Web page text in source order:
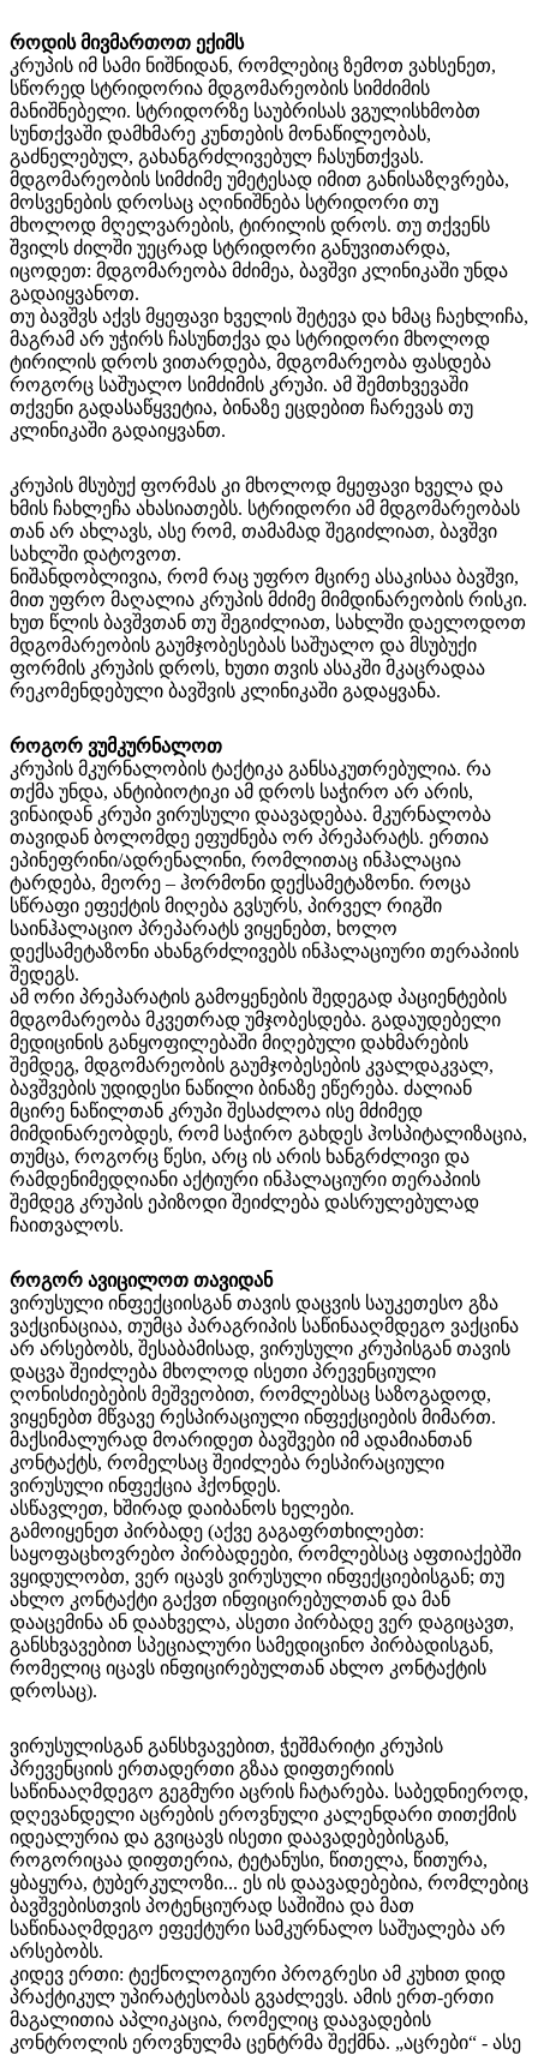
როდის მივმართოთ ექიმს
კრუპის იმ სამი ნიშნიდან, რომლებიც ზემოთ ვახსენეთ,
სწორედ სტრიდორია მდგომარეობის სიმძიმის
მანიშნებელი. სტრიდორზე საუბრისას ვგულისხმობთ
სუნთქვაში დამხმარე კუნთების მონაწილეობას,
გაძნელებულ, გახანგრძლივებულ ჩასუნთქვას.
მდგომარეობის სიმძიმე უმეტესად იმით განისაზღვრება,
მოსვენების დროსაც აღინიშნება სტრიდორი თუ
მხოლოდ მღელვარების, ტირილის დროს. თუ თქვენს
შვილს ძილში უეცრად სტრიდორი განუვითარდა,
იცოდეთ: მდგომარეობა მძიმეა, ბავშვი კლინიკაში უნდა
გადაიყვანოთ.
თუ ბავშვს აქვს მყეფავი ხველის შეტევა და ხმაც ჩაეხლიჩა,
მაგრამ არ უჭირს ჩასუნთქვა და სტრიდორი მხოლოდ
ტირილის დროს ვითარდება, მდგომარეობა ფასდება
როგორც საშუალო სიმძიმის კრუპი. ამ შემთხვევაში
თქვენი გადასაწყვეტია, ბინაზე ეცდებით ჩარევას თუ
კლინიკაში გადაიყვანთ.
კრუპის მსუბუქ ფორმას კი მხოლოდ მყეფავი ხველა და
ხმის ჩახლეჩა ახასიათებს. სტრიდორი ამ მდგომარეობას
თან არ ახლავს, ასე რომ, თამამად შეგიძლიათ, ბავშვი
სახლში დატოვოთ.
ნიშანდობლივია, რომ რაც უფრო მცირე ასაკისაა ბავშვი,
მით უფრო მაღალია კრუპის მძიმე მიმდინარეობის რისკი.
ხუთ წლის ბავშვთან თუ შეგიძლიათ, სახლში დაელოდოთ
მდგომარეობის გაუმჯობესებას საშუალო და მსუბუქი
ფორმის კრუპის დროს, ხუთი თვის ასაკში მკაცრადაა
რეკომენდებული ბავშვის კლინიკაში გადაყვანა.
როგორ ვუმკურნალოთ
კრუპის მკურნალობის ტაქტიკა განსაკუთრებულია. რა
თქმა უნდა, ანტიბიოტიკი ამ დროს საჭირო არ არის,
ვინაიდან კრუპი ვირუსული დაავადებაა. მკურნალობა
თავიდან ბოლომდე ეფუძნება ორ პრეპარატს. ერთია
ეპინეფრინი/ადრენალინი, რომლითაც ინჰალაცია
ტარდება, მეორე – ჰორმონი დექსამეტაზონი. როცა
სწრაფი ეფექტის მიღება გვსურს, პირველ რიგში
საინჰალაციო პრეპარატს ვიყენებთ, ხოლო
დექსამეტაზონი ახანგრძლივებს ინჰალაციური თერაპიის
შედეგს.
ამ ორი პრეპარატის გამოყენების შედეგად პაციენტების
მდგომარეობა მკვეთრად უმჯობესდება. გადაუდებელი
მედიცინის განყოფილებაში მიღებული დახმარების
შემდეგ, მდგომარეობის გაუმჯობესების კვალდაკვალ,
ბავშვების უდიდესი ნაწილი ბინაზე ეწერება. ძალიან
მცირე ნაწილთან კრუპი შესაძლოა ისე მძიმედ
მიმდინარეობდეს, რომ საჭირო გახდეს ჰოსპიტალიზაცია,
თუმცა, როგორც წესი, არც ის არის ხანგრძლივი და
რამდენიმედღიანი აქტიური ინჰალაციური თერაპიის
შემდეგ კრუპის ეპიზოდი შეიძლება დასრულებულად
ჩაითვალოს.
როგორ ავიცილოთ თავიდან
ვირუსული ინფექციისგან თავის დაცვის საუკეთესო გზა
ვაქცინაციაა, თუმცა პარაგრიპის საწინააღმდეგო ვაქცინა
არ არსებობს, შესაბამისად, ვირუსული კრუპისგან თავის
დაცვა შეიძლება მხოლოდ ისეთი პრევენციული
ღონისძიებების მეშვეობით, რომლებსაც საზოგადოდ,
ვიყენებთ მწვავე რესპირაციული ინფექციების მიმართ.
მაქსიმალურად მოარიდეთ ბავშვები იმ ადამიანთან
კონტაქტს, რომელსაც შეიძლება რესპირაციული
ვირუსული ინფექცია ჰქონდეს.
ასწავლეთ, ხშირად დაიბანოს ხელები.
გამოიყენეთ პირბადე (აქვე გაგაფრთხილებთ:
საყოფაცხოვრებო პირბადეები, რომლებსაც აფთიაქებში
ვყიდულობთ, ვერ იცავს ვირუსული ინფექციებისგან; თუ
ახლო კონტაქტი გაქვთ ინფიცირებულთან და მან
დააცემინა ან დაახველა, ასეთი პირბადე ვერ დაგიცავთ,
განსხვავებით სპეციალური სამედიცინო პირბადისგან,
რომელიც იცავს ინფიცირებულთან ახლო კონტაქტის
დროსაც).
ვირუსულისგან განსხვავებით, ჭეშმარიტი კრუპის
პრევენციის ერთადერთი გზაა დიფთერიის
საწინააღმდეგო გეგმური აცრის ჩატარება. საბედნიეროდ,
დღევანდელი აცრების ეროვნული კალენდარი თითქმის
იდეალურია და გვიცავს ისეთი დაავადებებისგან,
როგორიცაა დიფთერია, ტეტანუსი, წითელა, წითურა,
ყბაყურა, ტუბერკულოზი... ეს ის დაავადებებია, რომლებიც
ბავშვებისთვის პოტენციურად საშიშია და მათ
საწინააღმდეგო ეფექტური სამკურნალო საშუალება არ
არსებობს.
კიდევ ერთი: ტექნოლოგიური პროგრესი ამ კუხით დიდ
პრაქტიკულ უპირატესობას გვაძლევს. ამის ერთ-ერთი
მაგალითია აპლიკაცია, რომელიც დაავადების
კონტროლის ეროვნულმა ცენტრმა შექმნა. „აცრები“ - ასე